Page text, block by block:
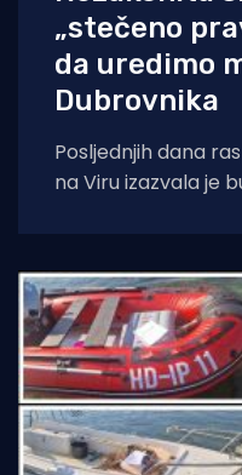
„stečeno
da uredimo
Dubrovnika
Posljednjih dana
na Viru izazvala je